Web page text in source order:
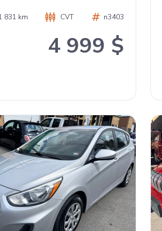
831 km CVT n3403
4 999 $